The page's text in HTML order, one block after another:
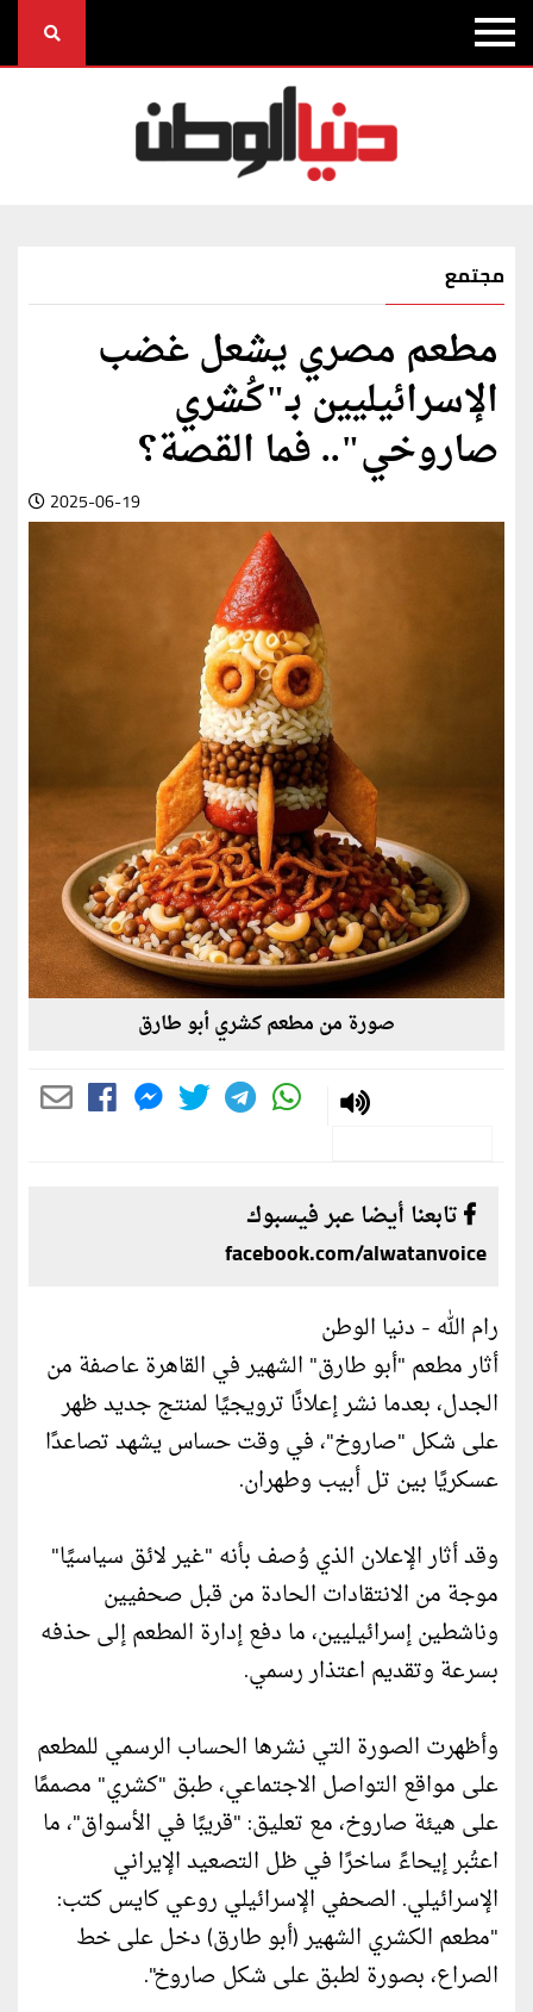
مجتمع
مطعم مصري يشعل غضب
الإسرائيليين بـ"كُشري
صاروخي".. فما القصة؟
2025-06-19
صورة من مطعم كشري أبو طارق
تابعنا أيضا عبر فيسبوك
facebook.com/alwatanvoice
رام الله - دنيا الوطن
أثار مطعم "أبو طارق" الشهير في القاهرة عاصفة من
الجدل، بعدما نشر إعلانًا ترويجيًا لمنتج جديد ظهر
على شكل "صاروخ"، في وقت حساس يشهد تصاعدًا
عسكريًا بين تل أبيب وطهران.
وقد أثار الإعلان الذي وُصف بأنه "غير لائق سياسيًا"
موجة من الانتقادات الحادة من قبل صحفيين
وناشطين إسرائيليين، ما دفع إدارة المطعم إلى حذفه
بسرعة وتقديم اعتذار رسمي.
وأظهرت الصورة التي نشرها الحساب الرسمي للمطعم
على مواقع التواصل الاجتماعي، طبق "كشري" مصممًا
على هيئة صاروخ، مع تعليق: "قريبًا في الأسواق"، ما
اعتُبر إيحاءً ساخرًا في ظل التصعيد الإيراني
الإسرائيلي. الصحفي الإسرائيلي روعي كايس كتب:
"مطعم الكشري الشهير (أبو طارق) دخل على خط
الصراع، بصورة لطبق على شكل صاروخ".